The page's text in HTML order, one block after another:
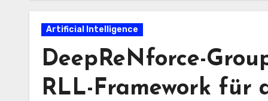
Artificial Intelligence
DeepReNforce-
RLL-Framework für